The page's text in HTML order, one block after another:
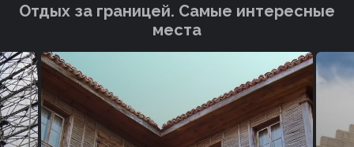
Отдых за границей. Cамые интересные
места